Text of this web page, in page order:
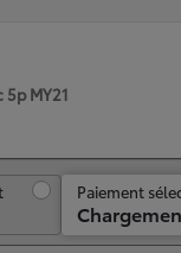
5p MY21
Paiement